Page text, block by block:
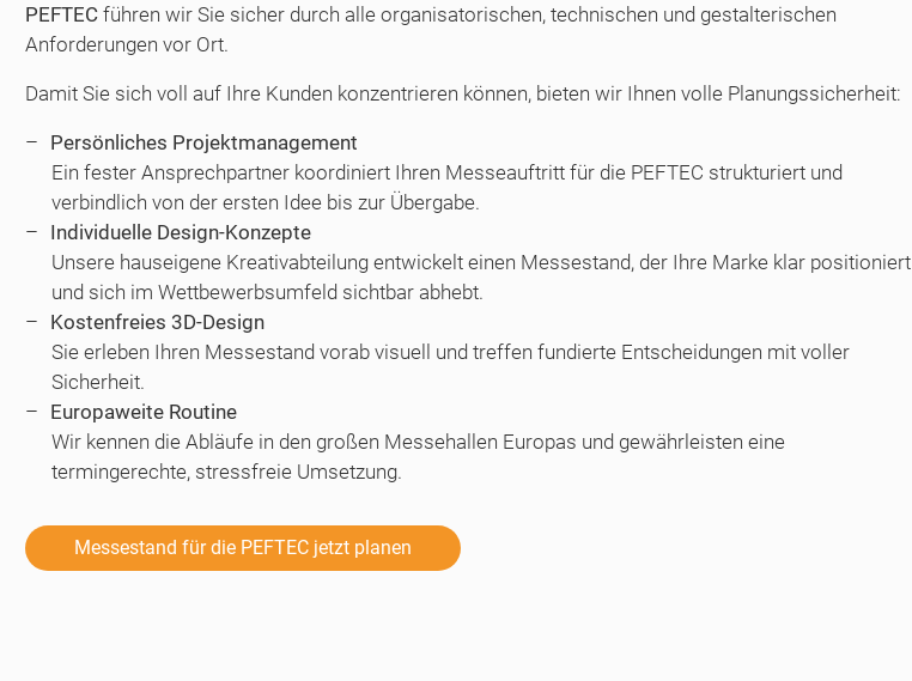
PEFTEC führen wir Sie sicher durch alle organisatorischen, technischen und gestalterischen
Anforderungen vor Ort.
Damit Sie sich voll auf Ihre Kunden konzentrieren können, bieten wir Ihnen volle Planungssicherheit:
Persönliches Projektmanagement
Ein fester Ansprechpartner koordiniert Ihren Messeauftritt für die PEFTEC strukturiert und
verbindlich von der ersten Idee bis zur Übergabe.
Individuelle Design-Konzepte
Unsere hauseigene Kreativabteilung entwickelt einen Messestand, der Ihre Marke klar positioniert
und sich im Wettbewerbsumfeld sichtbar abhebt.
Kostenfreies 3D-Design
Sie erleben Ihren Messestand vorab visuell und treffen fundierte Entscheidungen mit voller
Sicherheit.
Europaweite Routine
Wir kennen die Abläufe in den großen Messehallen Europas und gewährleisten eine
termingerechte, stressfreie Umsetzung.
Messestand für die PEFTEC jetzt planen